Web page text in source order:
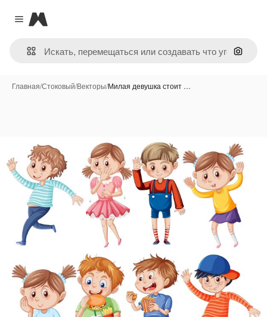
Close menu
Magnific
Поиск
Главная/Стоковый/Векторы/Милая девушка стоит …